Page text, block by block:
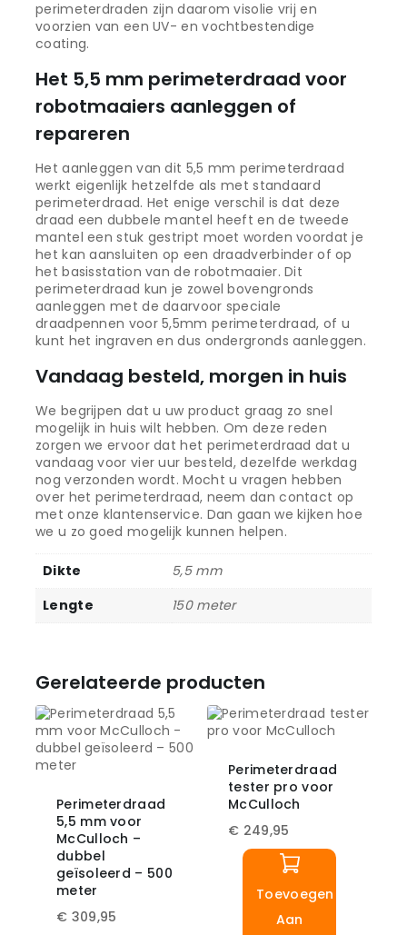
perimeterdraden zijn daarom visolie vrij en
voorzien van een UV- en vochtbestendige
coating.
Het 5,5 mm perimeterdraad voor
robotmaaiers aanleggen of
repareren
Het aanleggen van dit 5,5 mm perimeterdraad
werkt eigenlijk hetzelfde als met standaard
perimeterdraad. Het enige verschil is dat deze
draad een dubbele mantel heeft en de tweede
mantel een stuk gestript moet worden voordat je
het kan aansluiten op een draadverbinder of op
het basisstation van de robotmaaier. Dit
perimeterdraad kun je zowel bovengronds
aanleggen met de daarvoor speciale
draadpennen voor 5,5mm perimeterdraad, of u
kunt het ingraven en dus ondergronds aanleggen.
Vandaag besteld, morgen in huis
We begrijpen dat u uw product graag zo snel
mogelijk in huis wilt hebben. Om deze reden
zorgen we ervoor dat het perimeterdraad dat u
vandaag voor vier uur besteld, dezelfde werkdag
nog verzonden wordt. Mocht u vragen hebben
over het perimeterdraad, neem dan contact op
met onze klantenservice. Dan gaan we kijken hoe
we u zo goed mogelijk kunnen helpen.
Dikte
5,5 mm
Lengte
150 meter
Gerelateerde producten
Perimeterdraad
5,5 mm voor
McCulloch –
dubbel
geïsoleerd – 500
meter
€ 309,95
Perimeterdraad
tester pro voor
McCulloch
€ 249,95
Toevoegen
Aan